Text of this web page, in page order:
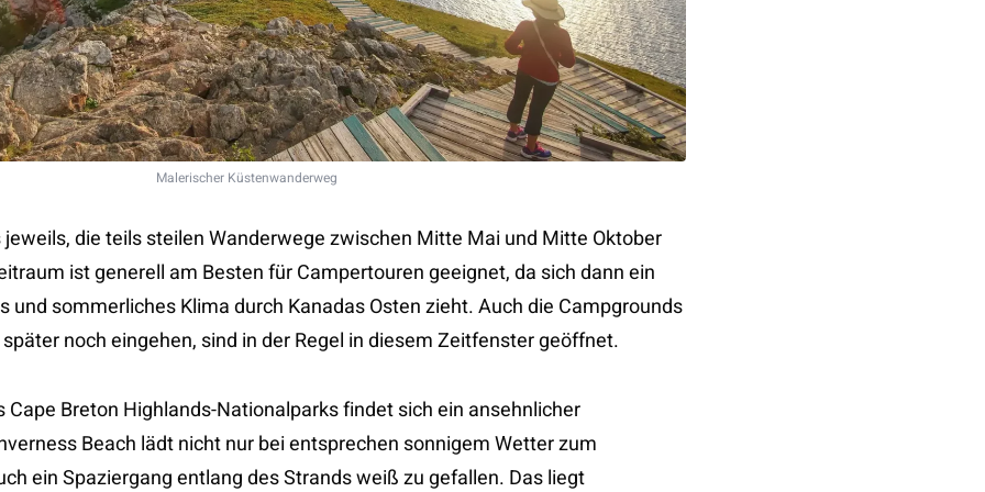
Malerischer Küstenwanderweg
die teils steilen Wanderwege zwischen Mitte Mai und Mitte Oktober
ist generell am Besten für Campertouren geeignet, da sich dann ein
und sommerliches Klima durch Kanadas Osten zieht. Auch die Campgrounds
noch eingehen, sind in der Regel in diesem Zeitfenster geöffnet.
Breton Highlands-Nationalparks findet sich ein ansehnlicher
Beach lädt nicht nur bei entsprechen sonnigem Wetter zum
ein Spaziergang entlang des Strands weiß zu gefallen. Das liegt